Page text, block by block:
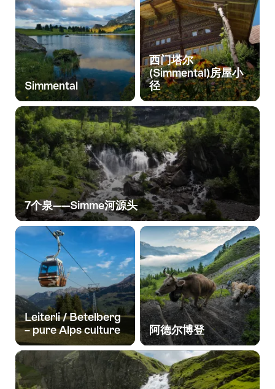
Simmental
西门塔尔
(Simmental)房屋小
径
7个泉——Simme河源头
Leiterli / Betelberg
– pure Alps culture
阿德尔博登